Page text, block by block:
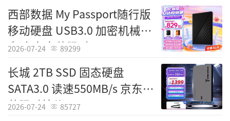
西部数据 My Passport随行版
移动硬盘 USB3.0 加密机械硬
盘 京东自营限时829元
2026-07-24 89299
长城 2TB SSD 固态硬盘
SATA3.0 读速550MB/s 京东自
营限时特价1399元
2026-07-24 85727